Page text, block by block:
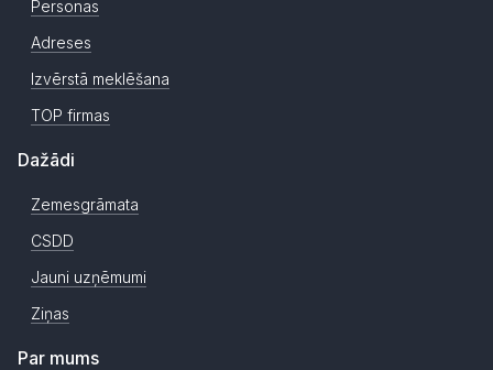
Personas
Adreses
Izvērstā meklēšana
TOP firmas
Dažādi
Zemesgrāmata
CSDD
Jauni uzņēmumi
Ziņas
Par mums